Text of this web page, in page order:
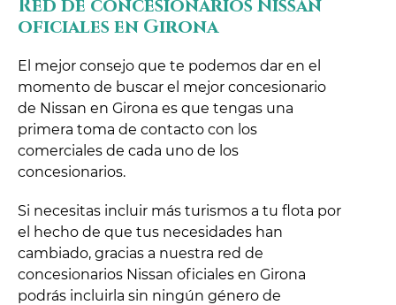
Red de concesionarios Nissan
oficiales en Girona
El mejor consejo que te podemos dar en el
momento de buscar el mejor concesionario
de Nissan en Girona es que tengas una
primera toma de contacto con los
comerciales de cada uno de los
concesionarios.
Si necesitas incluir más turismos a tu flota por
el hecho de que tus necesidades han
cambiado, gracias a nuestra red de
concesionarios Nissan oficiales en Girona
podrás incluirla sin ningún género de